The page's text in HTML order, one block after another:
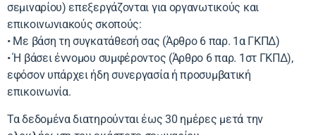
σεμιναρίου) επεξεργάζονται για οργανωτικούς και
επικοινωνιακούς σκοπούς:
• Με βάση τη συγκατάθεσή σας (Άρθρο 6 παρ. 1α ΓΚΠΔ)
• Ή βάσει έννομου συμφέροντος (Άρθρο 6 παρ. 1στ ΓΚΠΔ),
εφόσον υπάρχει ήδη συνεργασία ή προσυμβατική
επικοινωνία.
Τα δεδομένα διατηρούνται έως 30 ημέρες μετά την